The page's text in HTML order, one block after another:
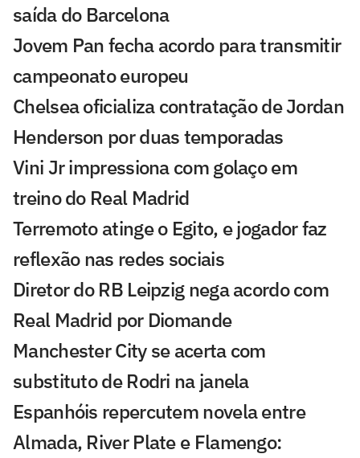
saída do Barcelona
Jovem Pan fecha acordo para transmitir
campeonato europeu
Chelsea oficializa contratação de Jordan
Henderson por duas temporadas
Vini Jr impressiona com golaço em
treino do Real Madrid
Terremoto atinge o Egito, e jogador faz
reflexão nas redes sociais
Diretor do RB Leipzig nega acordo com
Real Madrid por Diomande
Manchester City se acerta com
substituto de Rodri na janela
Espanhóis repercutem novela entre
Almada, River Plate e Flamengo: